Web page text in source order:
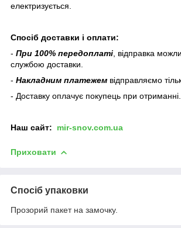
електризується.
Спосіб доставки і оплати:
- При 100% передоплаті , відправка
службою доставки.
- Накладним платежем відправляємо
- Доставку оплачує покупець при отриманні.
Наш сайт: mir-snov.com.ua
Приховати
Спосіб упаковки
Прозорий пакет на замочку.